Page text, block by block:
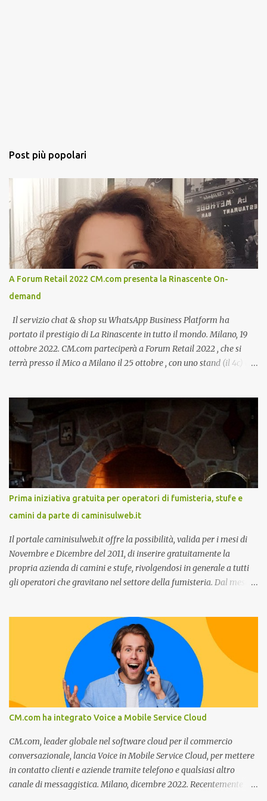
Post più popolari
A Forum Retail 2022 CM.com presenta la Rinascente On-
demand
Il servizio chat & shop su WhatsApp Business Platform ha
portato il prestigio di La Rinascente in tutto il mondo. Milano, 19
ottobre 2022. CM.com parteciperà a Forum Retail 2022 , che si
terrà presso il Mico a Milano il 25 ottobre , con uno stand (il 4c) e
tramite WhatsApp Business ”. Il primo appuntamento è per le ore
14:30 con Cristina Parigi, Country Manager di CM.com Italia, che
terrà una presentazione dal titolo:” Il presente e futuro del
Customer care omnicanale: come incontrare le aspettative dei
clienti ”. I punti che verranno affrontati sono il Customer care, lo
stato dell’arte e i punti di miglioramento, quali i molteplici canali di
comunicazione e quali utilizzare in ottica di miglioramento, le
previsioni da oggi al 2030 su come rispondere alle aspettative del
c...
Prima iniziativa gratuita per operatori di fumisteria, stufe e
camini da parte di caminisulweb.it
Il portale caminisulweb.it offre la possibilità, valida per i mesi di
Novembre e Dicembre del 2011, di inserire gratuitamente la
propria azienda di camini e stufe, rivolgendosi in generale a tutti
gli operatori che gravitano nel settore della fumisteria. Dal mese di
impianti di riscaldamento, stufe e camini, e fumisteria in generale
offre la registrazione gratuita a vantaggio di tutte le aziende
operanti nel settore. E’ possibile infatti all’interno del sito inserire
gratuitamente i propri dati aziendali, indirizzi, recapiti, recensione
(che verrà corretta, migliorata e modificata all’occorrenza da
redattori specializzati), immagini dei prodotti e fino a un massimo
di 5 servizi e prodotti specificandone uno o più principali. Le
aziende vengono ordinate all’interno delle varie categorie in base a
un algoritmo di ordina...
CM.com ha integrato Voice a Mobile Service Cloud
CM.com, leader globale nel software cloud per il commercio
conversazionale, lancia Voice in Mobile Service Cloud, per mettere
in contatto clienti e aziende tramite telefono e qualsiasi altro
canale di messaggistica. Milano, dicembre 2022. Recentemente